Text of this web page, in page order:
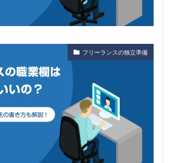
フリーランスの独立準備